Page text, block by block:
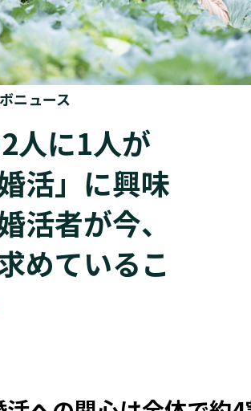
ニュース
人に1人が
活」に興味
活者が今、
めているこ